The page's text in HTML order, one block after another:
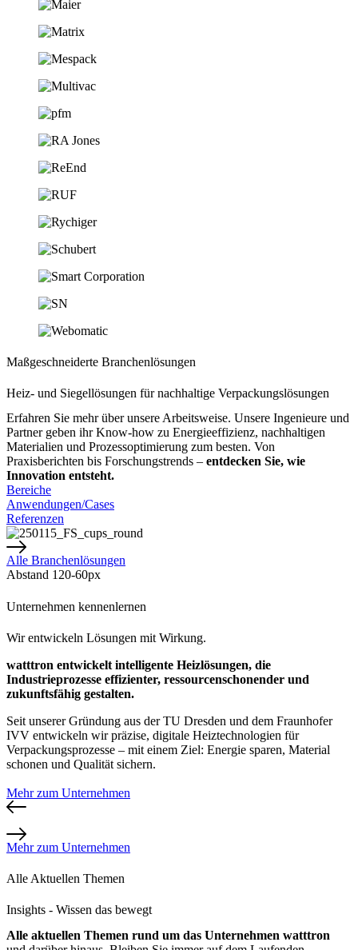
Maßgeschneiderte Branchenlösungen
Heiz- und Siegellösungen für nachhaltige Verpackungslösungen
Erfahren Sie mehr über unsere Arbeitsweise. Unsere Ingenieure und
Partner geben ihr Know-how zu Energieeffizienz, nachhaltigen
Materialien und Prozessoptimierung zum besten. Von
Praxisberichten bis Forschungstrends – entdecken Sie, wie
Innovation entsteht.
Bereiche
Anwendungen/Cases
Referenzen
Alle Branchenlösungen
Abstand 120-60px
Unternehmen kennenlernen
Wir entwickeln Lösungen mit Wirkung.
watttron entwickelt intelligente Heizlösungen, die
Industrieprozesse effizienter, ressourcenschonender und
zukunftsfähig gestalten.
Seit unserer Gründung aus der TU Dresden und dem Fraunhofer
IVV entwickeln wir präzise, digitale Heiztechnologien für
Verpackungsprozesse – mit einem Ziel: Energie sparen, Material
schonen und Qualität sichern.
Mehr zum Unternehmen
Mehr zum Unternehmen
Alle Aktuellen Themen
Insights - Wissen das bewegt
Alle aktuellen Themen rund um das Unternehmen watttron